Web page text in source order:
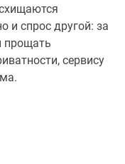
и спрос другой: за
прощать
сервису